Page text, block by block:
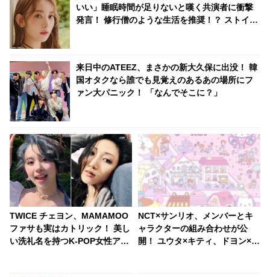
いい」睡眠時間が足りないと嘆く共演者に衝撃
発言！ 修行僧のような生活を推奨！？ ストイッ
来日中のATEEZ、まさかの新大久保に出没！ 韓
国オタクなら誰でも見覚えのあるあの場所にフ
ァン大パニック！ 「なんでそこに？」
TWICE チェヨン、MAMAMOO
ファサも実はカトリック！ 美し
い洗礼名を持つK-POP女性アイ
NCT×サンリオ、メンバーとキ
ャラクターの組み合わせが公
開！ ユウタ×キティ、ドヨン×ク